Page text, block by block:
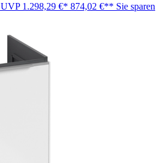
UVP 1.298,29 €* 874,02 €** Sie sparen